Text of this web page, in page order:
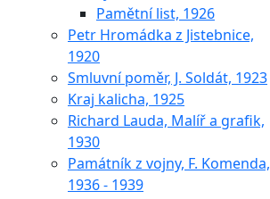
Pamětní list, 1926
Petr Hromádka z Jistebnice,
1920
Smluvní poměr, J. Soldát, 1923
Kraj kalicha, 1925
Richard Lauda, Malíř a grafik,
1930
Památník z vojny, F. Komenda,
1936 - 1939